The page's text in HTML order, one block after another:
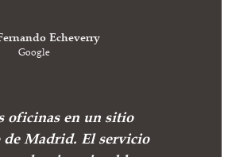
Echeverry
Google
oficinas en un sitio
Madrid. El servicio